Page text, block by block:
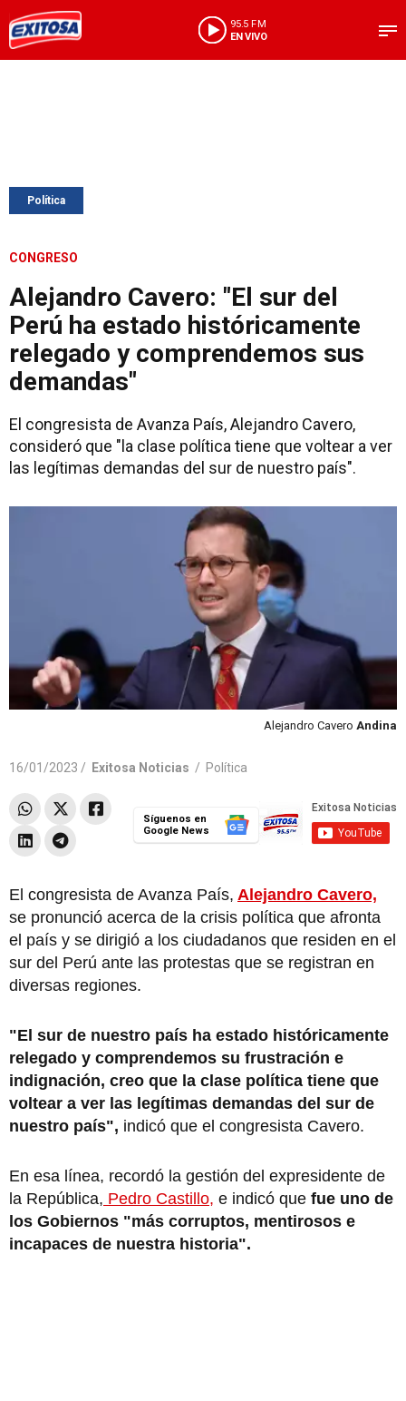
95.5 FM
EN VIVO
Política
CONGRESO
Alejandro Cavero: "El sur del
Perú ha estado históricamente
relegado y comprendemos sus
demandas"
El congresista de Avanza País, Alejandro Cavero,
consideró que "la clase política tiene que voltear a ver
las legítimas demandas del sur de nuestro país".
Alejandro Cavero Andina
16/01/2023 / Exitosa Noticias / Política
Síguenos en
Google News
El congresista de Avanza País, Alejandro Cavero,
se pronunció acerca de la crisis política que afronta
el país y se dirigió a los ciudadanos que residen en el
sur del Perú ante las protestas que se registran en
diversas regiones.
"El sur de nuestro país ha estado históricamente
relegado y comprendemos su frustración e
indignación, creo que la clase política tiene que
voltear a ver las legítimas demandas del sur de
nuestro país", indicó que el congresista Cavero.
En esa línea, recordó la gestión del expresidente de
la República, Pedro Castillo, e indicó que fue uno de
los Gobiernos "más corruptos, mentirosos e
incapaces de nuestra historia".